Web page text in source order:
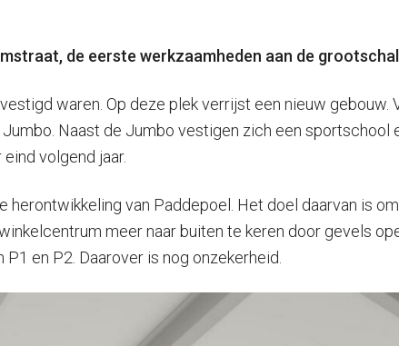
de eerste werkzaamheden aan de
waren. Op deze plek verrijst een nieuw gebouw.
Naast de Jumbo vestigen zich een sportschool
volgend jaar.
van Paddepoel. Het doel daarvan is
meer naar buiten te keren door gevels
en P2. Daarover is nog onzekerheid.